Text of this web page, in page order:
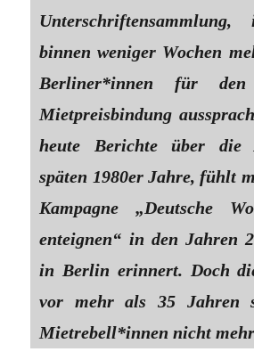
binnen weniger Wochen
Ber­li­ne­r*in­nen für
Mietpreisbindung
heute Berichte über die
späten 1980er Jahre, fühlt
Kampagne „Deutsche
enteignen“ in den Jahren
in Berlin erinnert. Doch
vor mehr als 35 Jahren
Mietre­bel­l*in­nen nicht